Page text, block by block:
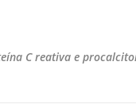
C reativa e